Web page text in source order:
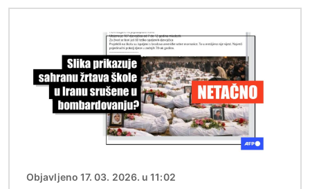
Objavljeno 17. 03. 2026. u 11:02